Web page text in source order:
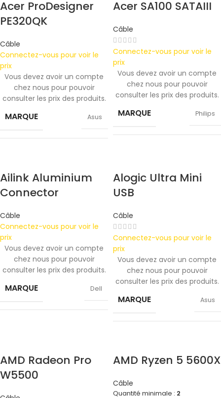
Acer ProDesigner
PE320QK
Câble
Connectez-vous pour voir le
prix
Vous devez avoir un compte
chez nous pour pouvoir
consulter les prix des produits.
MARQUE Asus
Acer SA100 SATAIII
Câble
Connectez-vous pour voir le
prix
Vous devez avoir un compte
chez nous pour pouvoir
consulter les prix des produits.
MARQUE Philips
TAILLE
Ailink Aluminium
Connector
Câble
Connectez-vous pour voir le
prix
Vous devez avoir un compte
chez nous pour pouvoir
consulter les prix des produits.
MARQUE Dell
Alogic Ultra Mini
USB
Câble
Connectez-vous pour voir le
prix
Vous devez avoir un compte
chez nous pour pouvoir
consulter les prix des produits.
MARQUE Asus
AMD Radeon Pro
W5500
AMD Ryzen 5 5600X
Câble
Quantité minimale : 2